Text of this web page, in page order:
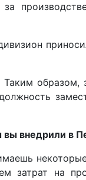
образом,
вы внедрили в
на